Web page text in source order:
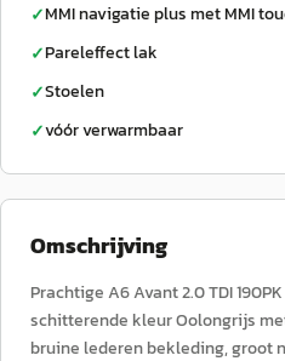
✓MMI navigatie plus met MMI
✓Pareleffect lak
✓Stoelen
✓vóór verwarmbaar
Omschrijving
Prachtige A6 Avant 2.0 TDI
schitterende kleur Oolongrijs
bruine lederen bekleding, groot